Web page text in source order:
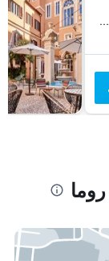
Via Nazionale 13, روما, إيطاليا